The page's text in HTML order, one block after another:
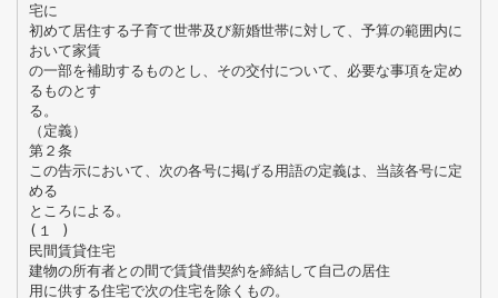
宅に
初めて居住する子育て世帯及び新婚世帯に対して、予算の範囲内に
おいて家賃
の一部を補助するものとし、その交付について、必要な事項を定め
るものとす
る。
（定義）
第２条
この告示において、次の各号に掲げる用語の定義は、当該各号に定
める
ところによる。
(１ )
民間賃貸住宅
建物の所有者との間で賃貸借契約を締結して自己の居住
用に供する住宅で次の住宅を除くもの。